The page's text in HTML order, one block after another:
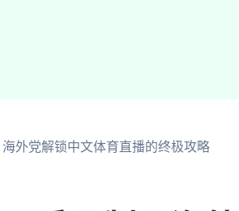
外党解锁中文体育直播的终极攻略